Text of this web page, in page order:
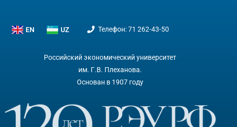
EN UZ Телефон: 71 262-43-50
Российский экономический университет
им. Г.В. Плеханова.
Основан в 1907 году